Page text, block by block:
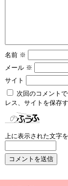
名前 ※
メール ※
サイト
次回のコメント
レス、サイトを保存す
上に表示された文字